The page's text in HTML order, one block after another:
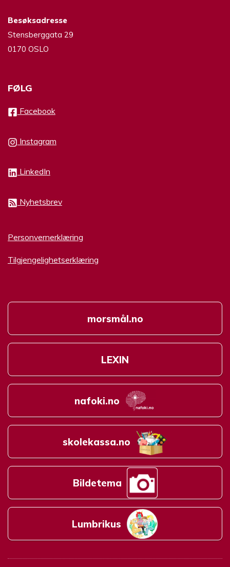
Besøksadresse
Stensberggata 29
0170 OSLO
FØLG
Facebook
Instagram
LinkedIn
Nyhetsbrev
Personvernerklæring
Tilgjengelighetserklæring
morsmål.no
LEXIN
nafoki.no
skolekassa.no
Bildetema
Lumbrikus